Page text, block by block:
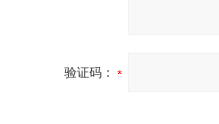
验证码：